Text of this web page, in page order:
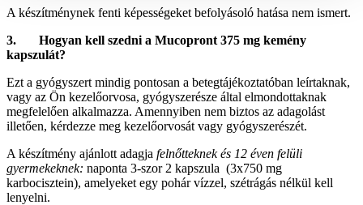
A készítménynek fenti képességeket befolyásoló hatása nem ismert.
3. Hogyan kell szedni a Mucopront 375 mg kemény
kapszulát?
Ezt a gyógyszert mindig pontosan a betegtájékoztatóban leírtaknak,
vagy az Ön kezelőorvosa, gyógyszerésze által elmondottaknak
megfelelően alkalmazza. Amennyiben nem biztos az adagolást
illetően, kérdezze meg kezelőorvosát vagy gyógyszerészét.
A készítmény ajánlott adagja felnőtteknek és 12 éven felüli
gyermekeknek: naponta 3-szor 2 kapszula (3x750 mg
karbocisztein), amelyeket egy pohár vízzel, szétrágás nélkül kell
lenyelni.